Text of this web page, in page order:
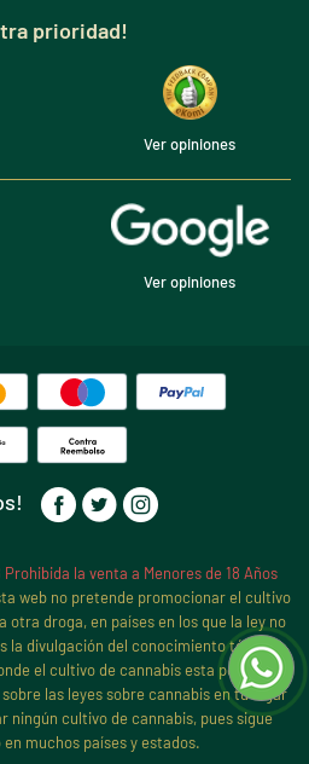
prioridad!
Ver opiniones
Ver opiniones
Prohibida la venta a Menores de 18 Años
web no pretende promocionar el cultivo
otra droga, en países en los que la ley no
la divulgación del conocimiento técnico
el cultivo de cannabis esta permitido.
las leyes sobre cannabis en tu lugar
ningún cultivo de cannabis, pues sigue
muchos países y estados.